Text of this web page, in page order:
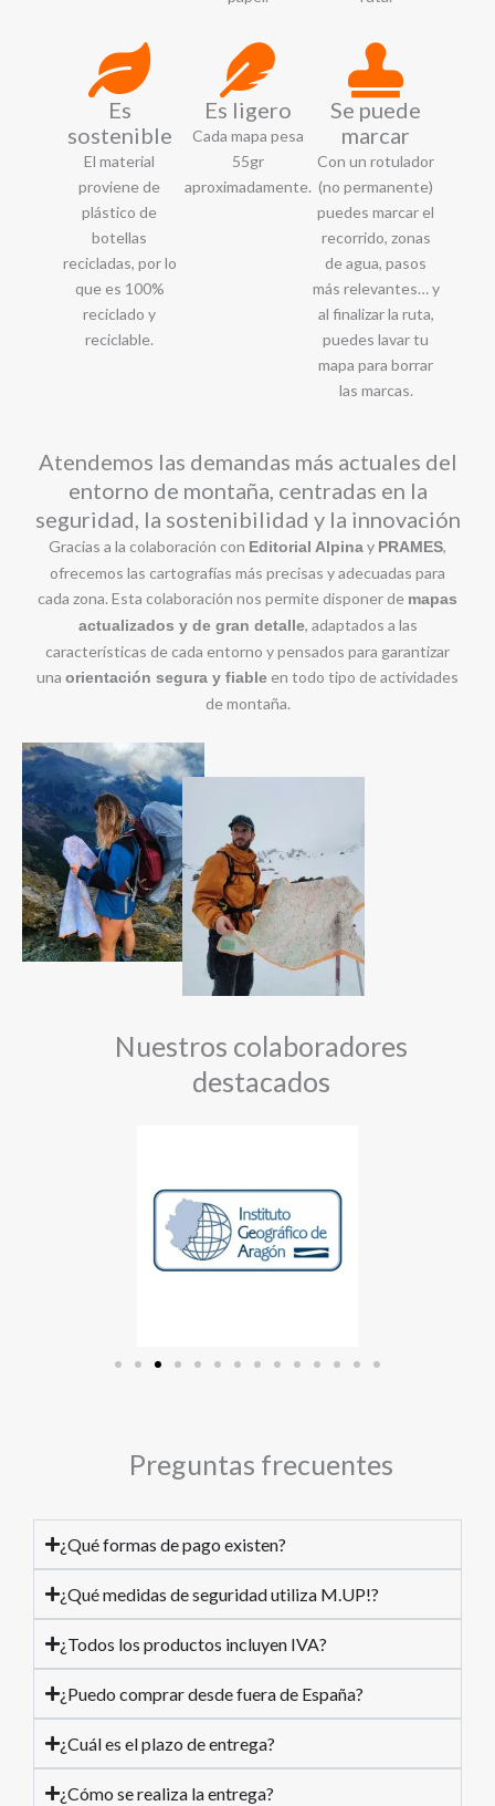
Es
sostenible
El material
proviene de
plástico de
botellas
recicladas, por lo
que es 100%
reciclado y
reciclable.
Es ligero
Cada mapa pesa
55gr
aproximadamente.
Se puede
marcar
Con un rotulador
(no permanente)
puedes marcar el
recorrido, zonas
de agua, pasos
más relevantes… y
al finalizar la ruta,
puedes lavar tu
mapa para borrar
las marcas.
Atendemos las demandas más actuales del
entorno de montaña, centradas en la
seguridad, la sostenibilidad y la innovación
Gracias a la colaboración con Editorial Alpinay PRAMES,
ofrecemos las cartografías más precisas y adecuadas para
cada zona. Esta colaboración nos permite disponer de mapas
actualizados y de gran detalle, adaptados a las
características de cada entorno y pensados para garantizar
una orientación segura y fiable en todo tipo de actividades
de montaña.
Nuestros colaboradores
destacados
Preguntas frecuentes
¿Qué formas de pago existen?
¿Qué medidas de seguridad utiliza M.UP!?
¿Todos los productos incluyen IVA?
¿Puedo comprar desde fuera de España?
¿Cuál es el plazo de entrega?
¿Cómo se realiza la entrega?